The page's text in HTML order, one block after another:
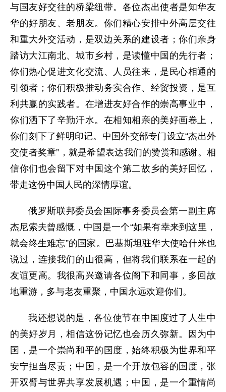
与国友好交往的桥梁纽带。各位杰出使者是知华友
华的好朋友、老朋友。你们精心安排中外高层交往
和重大外交活动，是双边关系的建设者；你们亲身
踏访大江南北、城市乡村，是读懂中国的先行者；
你们热心促进文化交流、人员往来，是民心相通的
引领者；你们积极推动务实合作、经贸投资，是互
利共赢的实践者。在增进友好合作的崇高事业中，
你们洒下了辛勤汗水。在相知相亲的美好画卷上，
你们刻下了鲜明印记。中国外交部专门设立“杰出外
交使者奖章”，就是希望表达我们的赞赏和感谢。相
信你们也会留下对中国这个第二故乡的美好回忆，
带走这份中国人民的深情厚谊。
俄罗斯联邦委员会国际事务委员会第一副主席
杰尼索夫曾感慨，中国是一个“如果有幸来到这里，
就会终生难忘”的国家。巴基斯坦驻华大使哈什米也
说过，连接我们的山很高，但将我们联系在一起的
友谊更高。我很高兴邀请各位阁下和同事，多回故
地重游，多与老友重聚，中国永远欢迎你们。
我还想说的是，各位使节在中国度过了人生中
的美好岁月，相信这份记忆也会历久弥新。因为中
国，是一个崇尚和平的国度，始终积极为世界和平
安宁担当尽责；中国，是一个开放包容的国度，张
开双臂与世界共享发展机遇；中国，是一个重情尚